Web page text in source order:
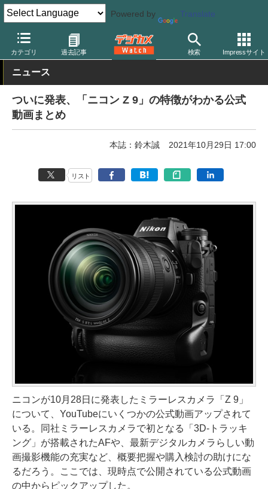
Powered by Translate
カテゴリ 過去記事 検索 Impressサイト
デジカメ Watch カメラ ミラーレスカメラ ニコン
ニュース
ついに発表、「ニコン Z 9」の特徴がわかる公式
動画まとめ
本誌：鈴木誠 2021年10月29日 17:00
リスト
ニコンが10月28日に発表したミラーレスカメラ「Z 9」
について、YouTubeにいくつかの公式動画アップされて
いる。同社ミラーレスカメラで初となる「3D-トラッキ
ング」が搭載されたAFや、最新デジタルカメラらしい動
画撮影機能の充実など、概要把握や購入検討の助けにな
るだろう。ここでは、現時点で公開されている公式動画
の中からピックアップした。